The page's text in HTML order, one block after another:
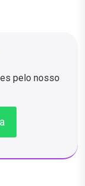
pelo nosso